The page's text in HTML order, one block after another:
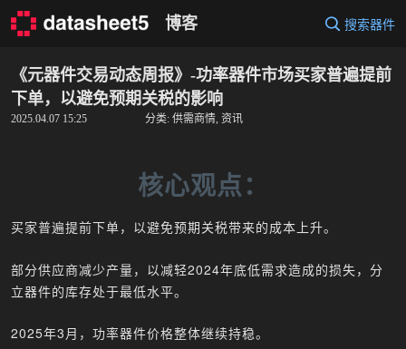
Skip
博客 搜索器件
《元器件交易动态周报》-功率器件市场买家普遍提前
下单，以避免预期关税的影响
2025.04.07 15:25 分类: 供需商情, 资讯
核心观点：
买家普遍提前下单，以避免预期关税带来的成本上升。
部分供应商减少产量，以减轻2024年底低需求造成的损失，分
立器件的库存处于最低水平。
2025年3月，功率器件价格整体继续持稳。